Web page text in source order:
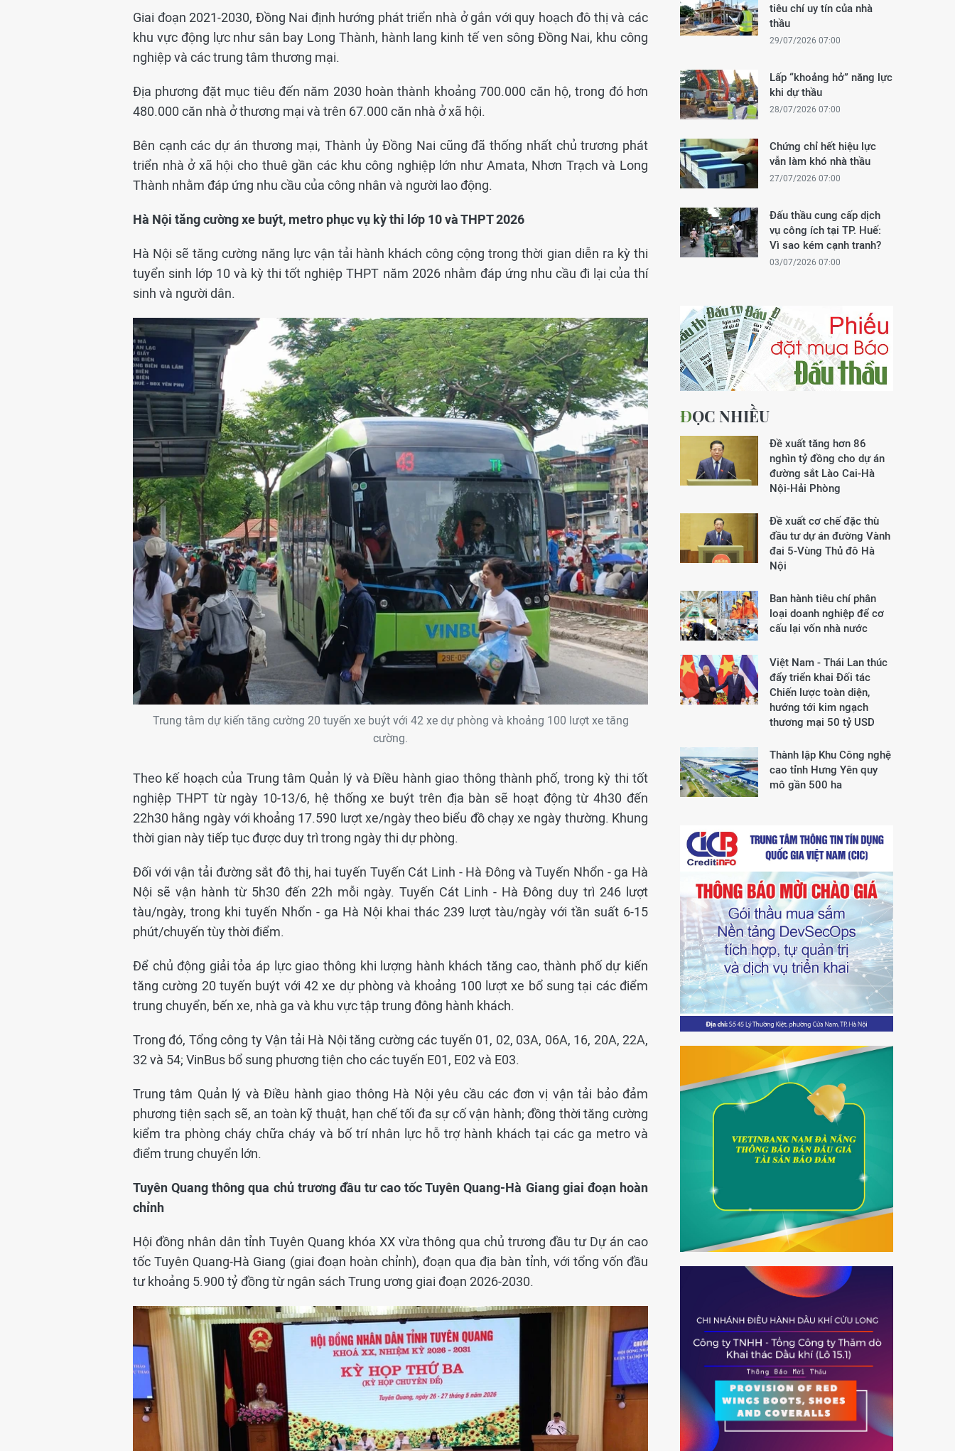
Giai đoạn 2021-2030, Đồng Nai định hướng phát triển nhà ở gắn với quy hoạch đô thị và các
khu vực động lực như sân bay Long Thành, hành lang kinh tế ven sông Đồng Nai, khu công
nghiệp và các trung tâm thương mại.
Địa phương đặt mục tiêu đến năm 2030 hoàn thành khoảng 700.000 căn hộ, trong đó hơn
480.000 căn nhà ở thương mại và trên 67.000 căn nhà ở xã hội.
Bên cạnh các dự án thương mại, Thành ủy Đồng Nai cũng đã thống nhất chủ trương phát
triển nhà ở xã hội cho thuê gần các khu công nghiệp lớn như Amata, Nhơn Trạch và Long
Thành nhằm đáp ứng nhu cầu của công nhân và người lao động.
Hà Nội tăng cường xe buýt, metro phục vụ kỳ thi lớp 10 và THPT 2026
Hà Nội sẽ tăng cường năng lực vận tải hành khách công cộng trong thời gian diễn ra kỳ thi
tuyển sinh lớp 10 và kỳ thi tốt nghiệp THPT năm 2026 nhằm đáp ứng nhu cầu đi lại của thí
sinh và người dân.
Trung tâm dự kiến tăng cường 20 tuyến xe buýt với 42 xe dự phòng và khoảng 100 lượt xe tăng
cường.
Theo kế hoạch của Trung tâm Quản lý và Điều hành giao thông thành phố, trong kỳ thi tốt
nghiệp THPT từ ngày 10-13/6, hệ thống xe buýt trên địa bàn sẽ hoạt động từ 4h30 đến
22h30 hằng ngày với khoảng 17.590 lượt xe/ngày theo biểu đồ chạy xe ngày thường. Khung
thời gian này tiếp tục được duy trì trong ngày thi dự phòng.
Đối với vận tải đường sắt đô thị, hai tuyến Tuyến Cát Linh - Hà Đông và Tuyến Nhổn - ga Hà
Nội sẽ vận hành từ 5h30 đến 22h mỗi ngày. Tuyến Cát Linh - Hà Đông duy trì 246 lượt
tàu/ngày, trong khi tuyến Nhổn - ga Hà Nội khai thác 239 lượt tàu/ngày với tần suất 6-15
phút/chuyến tùy thời điểm.
Để chủ động giải tỏa áp lực giao thông khi lượng hành khách tăng cao, thành phố dự kiến
tăng cường 20 tuyến buýt với 42 xe dự phòng và khoảng 100 lượt xe bổ sung tại các điểm
trung chuyển, bến xe, nhà ga và khu vực tập trung đông hành khách.
Trong đó, Tổng công ty Vận tải Hà Nội tăng cường các tuyến 01, 02, 03A, 06A, 16, 20A, 22A,
32 và 54; VinBus bổ sung phương tiện cho các tuyến E01, E02 và E03.
Trung tâm Quản lý và Điều hành giao thông Hà Nội yêu cầu các đơn vị vận tải bảo đảm
phương tiện sạch sẽ, an toàn kỹ thuật, hạn chế tối đa sự cố vận hành; đồng thời tăng cường
kiểm tra phòng cháy chữa cháy và bố trí nhân lực hỗ trợ hành khách tại các ga metro và
điểm trung chuyển lớn.
Tuyên Quang thông qua chủ trương đầu tư cao tốc Tuyên Quang-Hà Giang giai đoạn hoàn
chỉnh
Hội đồng nhân dân tỉnh Tuyên Quang khóa XX vừa thông qua chủ trương đầu tư Dự án cao
tốc Tuyên Quang-Hà Giang (giai đoạn hoàn chỉnh), đoạn qua địa bàn tỉnh, với tổng vốn đầu
tư khoảng 5.900 tỷ đồng từ ngân sách Trung ương giai đoạn 2026-2030.
tiêu chí uy tín của nhà
thầu
29/07/2026 07:00
Lấp “khoảng hở” năng lực
khi dự thầu
28/07/2026 07:00
Chứng chỉ hết hiệu lực
vẫn làm khó nhà thầu
27/07/2026 07:00
Đấu thầu cung cấp dịch
vụ công ích tại TP. Huế:
Vì sao kém cạnh tranh?
03/07/2026 07:00
ĐỌC NHIỀU
Đề xuất tăng hơn 86
nghìn tỷ đồng cho dự án
đường sắt Lào Cai-Hà
Nội-Hải Phòng
Đề xuất cơ chế đặc thù
đầu tư dự án đường Vành
đai 5-Vùng Thủ đô Hà
Nội
Ban hành tiêu chí phân
loại doanh nghiệp để cơ
cấu lại vốn nhà nước
Việt Nam - Thái Lan thúc
đẩy triển khai Đối tác
Chiến lược toàn diện,
hướng tới kim ngạch
thương mại 50 tỷ USD
Thành lập Khu Công nghệ
cao tỉnh Hưng Yên quy
mô gần 500 ha